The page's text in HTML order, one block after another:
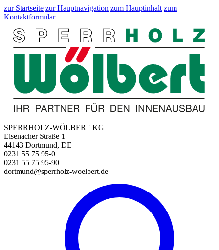
zur Startseite zur Hauptnavigation zum Hauptinhalt zum
Kontaktformular
SPERRHOLZ-WÖLBERT KG
Eisenacher Straße 1
44143 Dortmund, DE
0231 55 75 95-0
0231 55 75 95-90
dortmund@sperrholz-woelbert.de